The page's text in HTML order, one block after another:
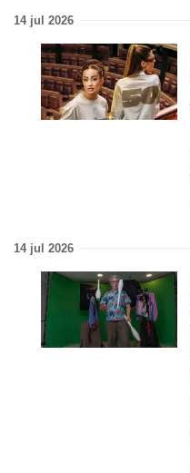
14 jul 2026
14 jul 2026